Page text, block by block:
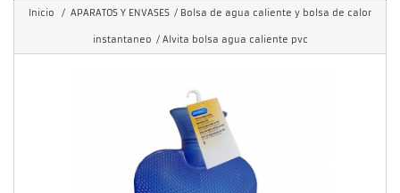
Inicio / APARATOS Y ENVASES / Bolsa de agua caliente y bolsa de calor
instantaneo / Alvita bolsa agua caliente pvc